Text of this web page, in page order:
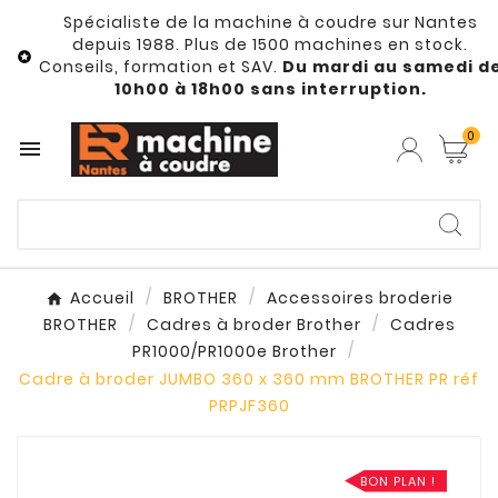

Spécialiste de la machine à coudre sur Nantes
depuis 1988. Plus de 1500 machines en stock.
Conseils, formation et SAV. Du mardi au samedi
10h00 à 18h00 sans interruption.
 0
Accueil BROTHER
Accessoires broderie
BROTHER
Cadres à broder Brother
Cadres
PR1000/PR1000e Brother
Cadre à broder JUMBO 360 x 360 mm BROTHER PR réf
PRPJF360
BON PLAN !